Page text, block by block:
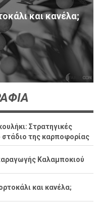
και κανέλα;
Στρατηγικές
της καρποφορίας
Καλαμποκιού
και κανέλα;